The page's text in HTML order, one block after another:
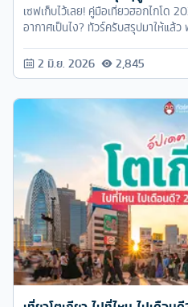
เซฟเก็บไว้เลย! คู่มือเที่ยวฮอกไกโด
อากาศเป็นไง? ทัวร์ครับสรุปมาให้แ
2 มิ.ย. 2026 2,845